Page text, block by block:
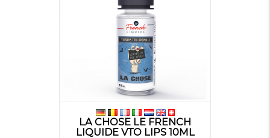
LA CHOSE LE FRENCH
LIQUIDE VTO LIPS 10ML